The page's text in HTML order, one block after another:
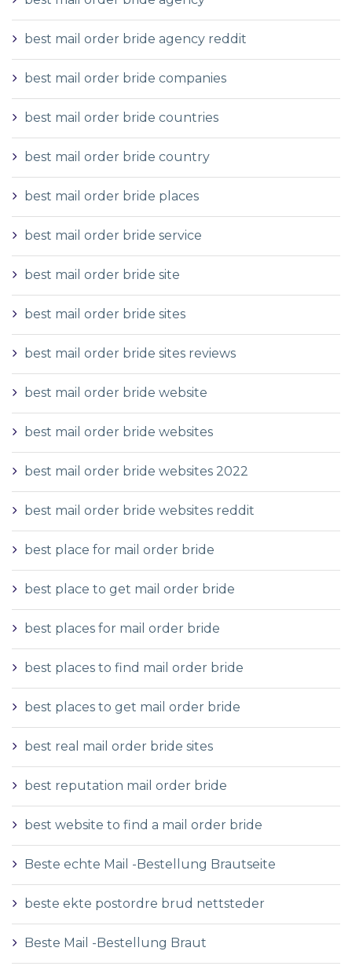
best mail order bride agency reddit
best mail order bride companies
best mail order bride countries
best mail order bride country
best mail order bride places
best mail order bride service
best mail order bride site
best mail order bride sites
best mail order bride sites reviews
best mail order bride website
best mail order bride websites
best mail order bride websites 2022
best mail order bride websites reddit
best place for mail order bride
best place to get mail order bride
best places for mail order bride
best places to find mail order bride
best places to get mail order bride
best real mail order bride sites
best reputation mail order bride
best website to find a mail order bride
Beste echte Mail -Bestellung Brautseite
beste ekte postordre brud nettsteder
Beste Mail -Bestellung Braut